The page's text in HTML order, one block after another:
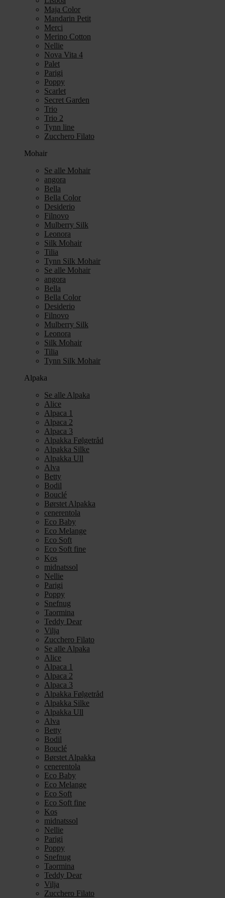
Maja Color
Mandarin Petit
Merci
Merino Cotton
Nellie
Nova Vita 4
Palet
Parigi
Poppy
Scarlet
Secret Garden
Trio
Trio 2
Tynn line
Zucchero Filato
Mohair
Se alle Mohair
angora
Bella
Bella Color
Desiderio
Filnovo
Mulberry Silk
Leonora
Silk Mohair
Tilia
Tynn Silk Mohair
Se alle Mohair
angora
Bella
Bella Color
Desiderio
Filnovo
Mulberry Silk
Leonora
Silk Mohair
Tilia
Tynn Silk Mohair
Alpaka
Se alle Alpaka
Alice
Alpaca 1
Alpaca 2
Alpaca 3
Alpakka Følgetråd
Alpakka Silke
Alpakka Ull
Alva
Betty
Bodil
Bouclé
Børstet Alpakka
cenerentola
Eco Baby
Eco Melange
Eco Soft
Eco Soft fine
Kos
midnatssol
Nellie
Parigi
Poppy
Snefnug
Taormina
Teddy Dear
Vilja
Zucchero Filato
Se alle Alpaka
Alice
Alpaca 1
Alpaca 2
Alpaca 3
Alpakka Følgetråd
Alpakka Silke
Alpakka Ull
Alva
Betty
Bodil
Bouclé
Børstet Alpakka
cenerentola
Eco Baby
Eco Melange
Eco Soft
Eco Soft fine
Kos
midnatssol
Nellie
Parigi
Poppy
Snefnug
Taormina
Teddy Dear
Vilja
Zucchero Filato